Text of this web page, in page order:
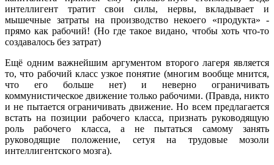
интеллигент тратит свои силы, нервы, вкладывает и
мышечные затраты на производство некоего «продукта» -
прямо как рабочий! (Но где такое видано, чтобы хоть что-то
создавалось без затрат)
Ещё одним важнейшим аргументом второго лагеря является
то, что рабочий класс узкое понятие (многим вообще мнится,
что его больше нет) и неверно ограничивать
коммунистическое движение только рабочими. (Правда, никто
и не пытается ограничивать движение. Но всем предлагается
встать на позиции рабочего класса, признать руководящую
роль рабочего класса, а не пытаться самому занять
руководящие положение, сетуя на трудовые мозоли
интеллигентского мозга).